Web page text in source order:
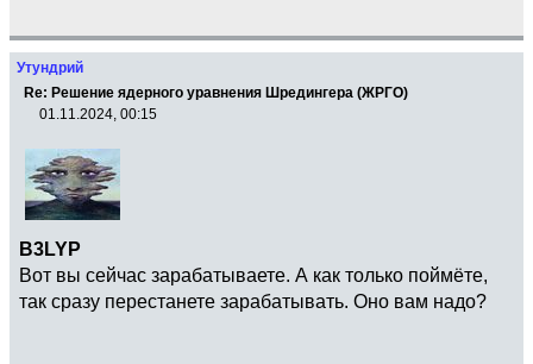
Утундрий
Re: Решение ядерного уравнения Шредингера (ЖРГО)
01.11.2024, 00:15
B3LYP
Вот вы сейчас зарабатываете. А как только поймёте,
так сразу перестанете зарабатывать. Оно вам надо?